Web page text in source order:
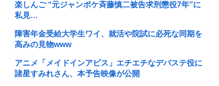
楽しんご “元ジャンポケ斉藤慎二被告求刑懲役7年”に
私見…
障害年金受給大学生ワイ、就活や院試に必死な同期を
高みの見物www
アニメ「メイドインアビス」エチエチなデバステ役に
諸星すみれさん、本予告映像が公開